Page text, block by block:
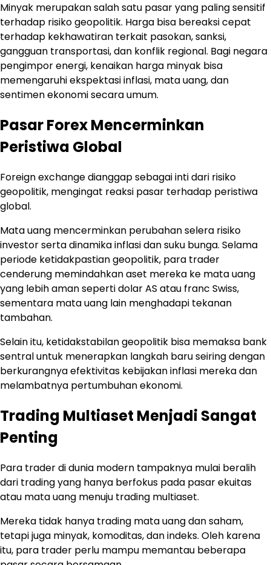
Minyak merupakan salah satu pasar yang paling sensitif
terhadap risiko geopolitik. Harga bisa bereaksi cepat
terhadap kekhawatiran terkait pasokan, sanksi,
gangguan transportasi, dan konflik regional. Bagi negara
pengimpor energi, kenaikan harga minyak bisa
memengaruhi ekspektasi inflasi, mata uang, dan
sentimen ekonomi secara umum.
Pasar Forex Mencerminkan
Peristiwa Global
Foreign exchange dianggap sebagai inti dari risiko
geopolitik, mengingat reaksi pasar terhadap peristiwa
global.
Mata uang mencerminkan perubahan selera risiko
investor serta dinamika inflasi dan suku bunga. Selama
periode ketidakpastian geopolitik, para trader
cenderung memindahkan aset mereka ke mata uang
yang lebih aman seperti dolar AS atau franc Swiss,
sementara mata uang lain menghadapi tekanan
tambahan.
Selain itu, ketidakstabilan geopolitik bisa memaksa bank
sentral untuk menerapkan langkah baru seiring dengan
berkurangnya efektivitas kebijakan inflasi mereka dan
melambatnya pertumbuhan ekonomi.
Trading Multiaset Menjadi Sangat
Penting
Para trader di dunia modern tampaknya mulai beralih
dari trading yang hanya berfokus pada pasar ekuitas
atau mata uang menuju trading multiaset.
Mereka tidak hanya trading mata uang dan saham,
tetapi juga minyak, komoditas, dan indeks. Oleh karena
itu, para trader perlu mampu memantau beberapa